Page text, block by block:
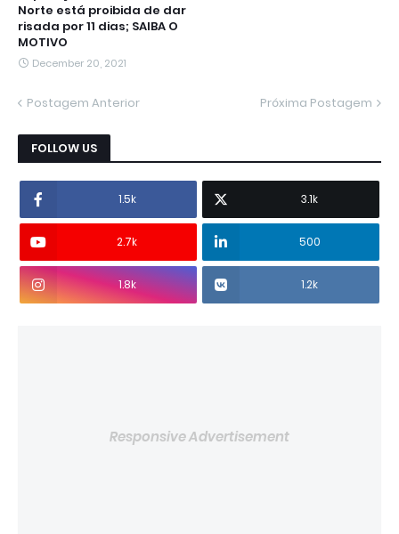
Norte está proibida de dar
risada por 11 dias; SAIBA O
MOTIVO
December 20, 2021
Postagem Anterior Próxima Postagem
FOLLOW US
1.5k 3.1k
2.7k 500
1.8k 1.2k
Responsive Advertisement